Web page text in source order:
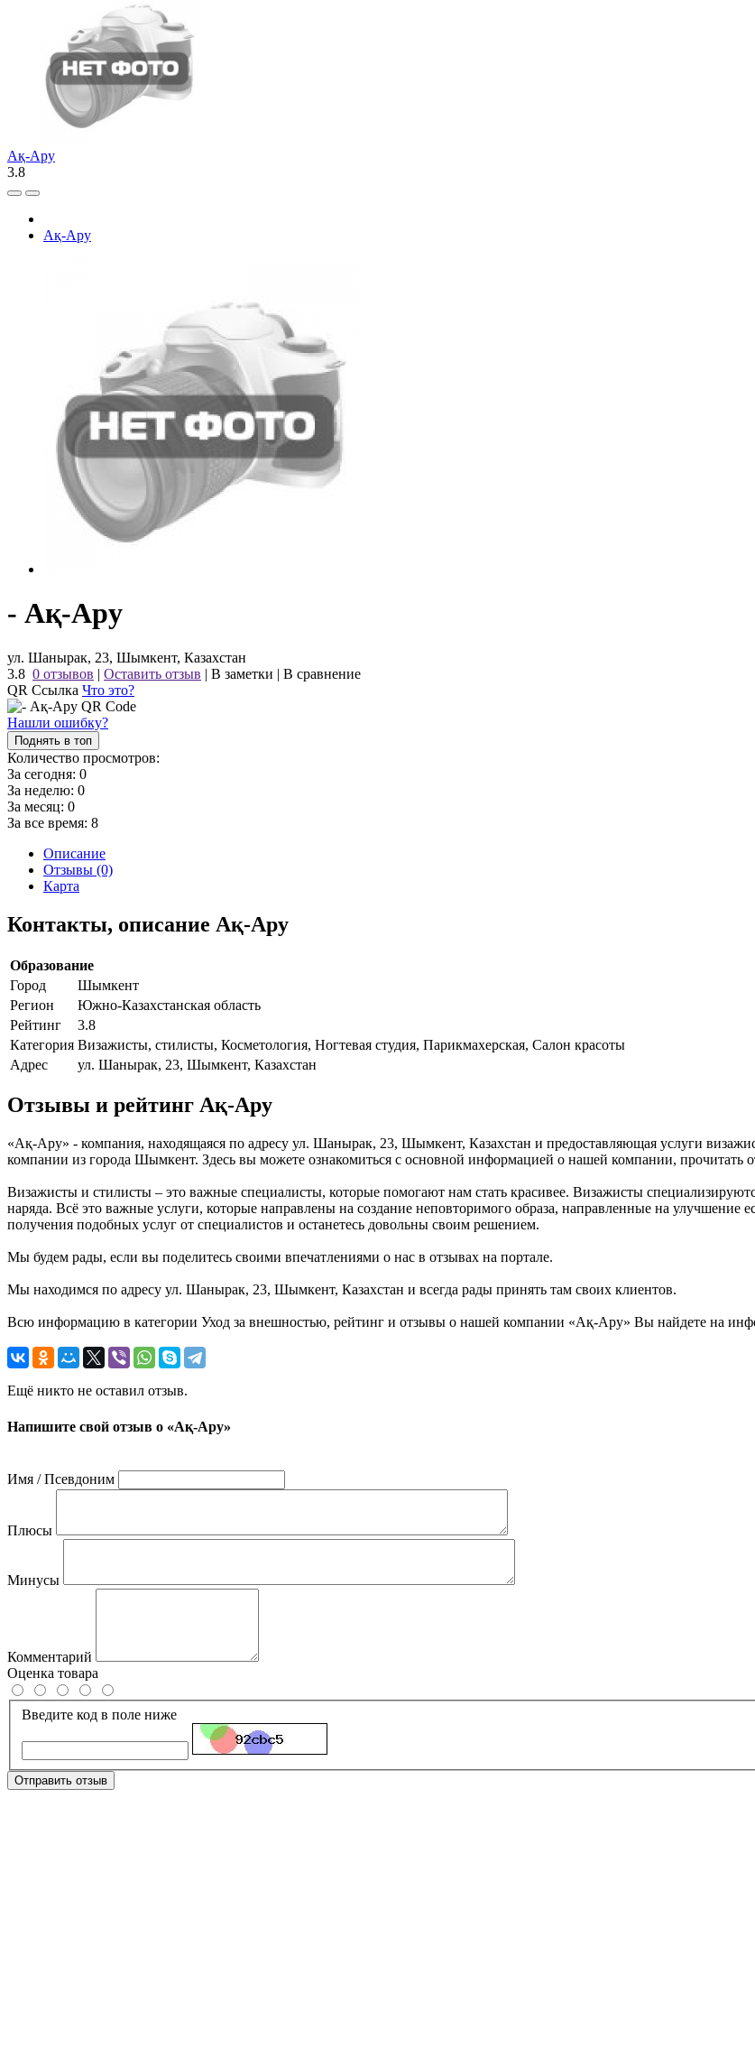
Ақ-Ару
3.8
Ақ-Ару
- Ақ-Ару
ул. Шанырак, 23, Шымкент, Казахстан
3.8 0 отзывов | Оставить отзыв | В заметки | В сравнение
QR Ссылка Что это?
Нашли ошибку?
Поднять в топ
Количество просмотров:
За сегодня: 0
За неделю: 0
За месяц: 0
За все время: 8
Описание
Отзывы (0)
Карта
Контакты, описание Ақ-Ару
Образование
Город
Шымкент
Регион
Южно-Казахстанская область
Рейтинг
3.8
Категория Визажисты, стилисты, Косметология, Ногтевая студия, Парикмахерская, Салон красоты
Адрес
ул. Шанырак, 23, Шымкент, Казахстан
Отзывы и рейтинг Ақ-Ару
«Ақ-Ару» - компания, находящаяся по адресу ул. Шанырак, 23, Шымкент, Казахстан и предоставляющая услуги
компании из города Шымкент. Здесь вы можете ознакомиться с основной информацией о нашей компании, прочитать
Визажисты и стилисты – это важные специалисты, которые помогают нам стать красивее. Визажисты
наряда. Всё это важные услуги, которые направлены на создание неповторимого образа, направленные на
получения подобных услуг от специалистов и останетесь довольны своим решением.
Мы будем рады, если вы поделитесь своими впечатлениями о нас в отзывах на портале.
Мы находимся по адресу ул. Шанырак, 23, Шымкент, Казахстан и всегда рады принять там своих клиентов.
Всю информацию в категории Уход за внешностью, рейтинг и отзывы о нашей компании «Ақ-Ару» Вы найдете на
Ещё никто не оставил отзыв.
Напишите свой отзыв о «Ақ-Ару»
Имя / Псевдоним
Плюсы
Минусы
Комментарий
Оценка товара
Введите код в поле ниже
Отправить отзыв